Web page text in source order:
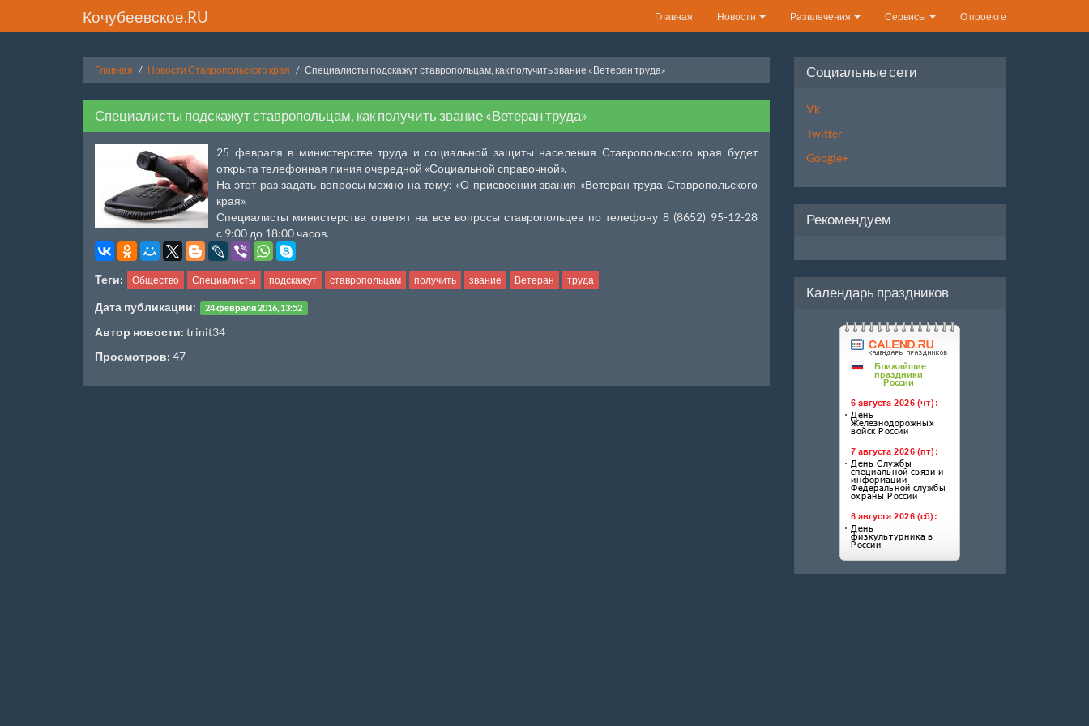
Кочубеевское.RU Главная Новости Развлечения Сервисы О проекте
Главная Новости Ставропольского края Специалисты подскажут ставропольцам, как получить звание «Ветеран труда»
Специалисты подскажут ставропольцам, как получить звание «Ветеран труда»
25 февраля в министерстве труда и социальной защиты населения Ставропольского края будет
открыта телефонная линия очередной «Социальной справочной».
На этот раз задать вопросы можно на тему: «О присвоении звания «Ветеран труда Ставропольского
края».
Специалисты министерства ответят на все вопросы ставропольцев по телефону 8 (8652) 95-12-28
с 9:00 до 18:00 часов.
Теги: Общество Специалисты подскажут ставропольцам получить звание Ветеран труда
Дата публикации: 24 февраля 2016, 13:52
Автор новости: trinit34
Просмотров: 47
Социальные сети
Vk
Twitter
Google+
Рекомендуем
Календарь праздников